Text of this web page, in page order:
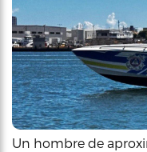
Un hombre de